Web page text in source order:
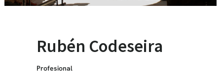
Rubén Codeseira
Profesional